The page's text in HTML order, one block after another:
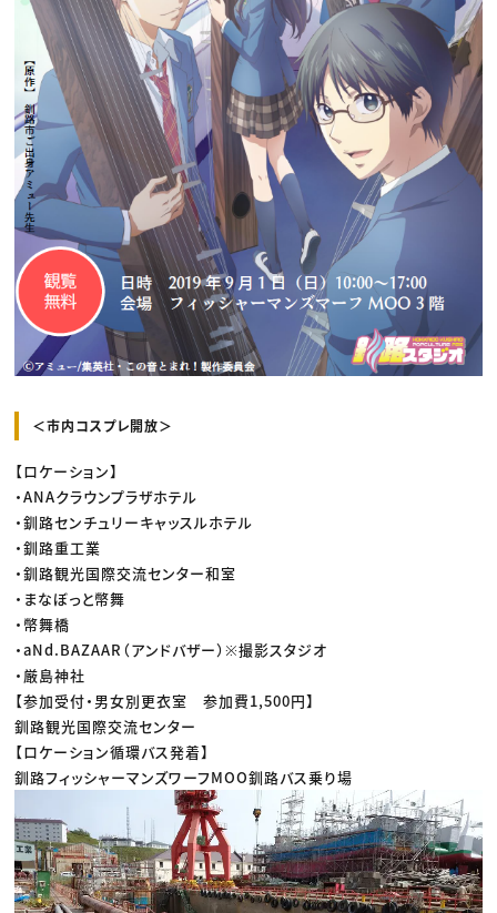
＜市内コスプレ開放＞
【ロケーション】
・ANAクラウンプラザホテル
・釧路センチュリーキャッスルホテル
・釧路重工業
・釧路観光国際交流センター和室
・まなぼっと幣舞
・幣舞橋
・aNd.BAZAAR（アンドバザー）※撮影スタジオ
・厳島神社
【参加受付・男女別更衣室 参加費1,500円】
釧路観光国際交流センター
【ロケーション循環バス発着】
釧路フィッシャーマンズワーフMOO釧路バス乗り場